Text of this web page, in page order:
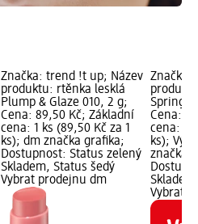
Značka: trend !t up; Název
produktu: rtěnka lesklá
Plump & Glaze 010, 2 g;
Cena: 89,50 Kč; Základní
cena: 1 ks (89,50 Kč za 1
ks); dm značka grafika;
Dostupnost: Status zelený
Skladem, Status šedý
Vybrat prodejnu dm
Značka:
Spring
Cena:
cena: 1
ks);
značka
Vybrat